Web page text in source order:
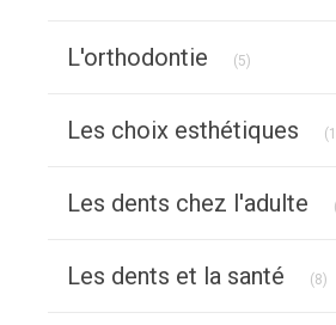
L'orthodontie (5)
Les choix esthétiques
Les dents chez l'adulte
Les dents et la santé (8)